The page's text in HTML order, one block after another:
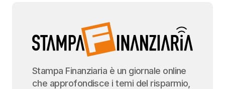
Stampa Finanziaria è un giornale online
che approfondisce i temi del risparmio,